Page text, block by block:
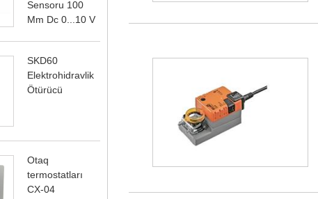
Sensoru 100
Mm Dc 0...10 V
SKD60
Elektrohidravlik
Ötürücü
Otaq
termostatları
CX-04